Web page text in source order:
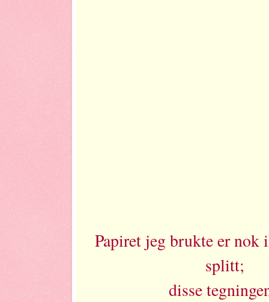
Papiret jeg brukte er nok
splitt;
disse